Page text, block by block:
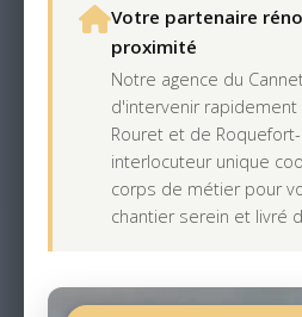
Votre partenaire
proximité
Notre agence du
d'intervenir
Rouret et de
interlocuteur unique
corps de métier pour
chantier serein et livré